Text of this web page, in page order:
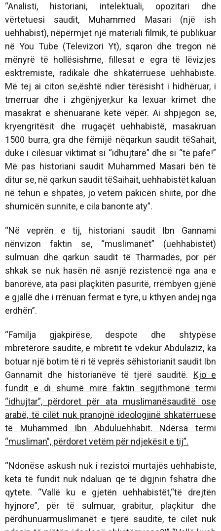
“Analisti, historiani, intelektuali, opozitari dhe
vërtetuesi saudit, Muhammed Masari (një ish
uehhabist), nëpërmjet një materiali filmik, të publikuar
në You Tube (Televizori Yt), sqaron dhe tregon në
mënyrë të hollësishme, fillesat e egra të lëvizjes
esktremiste, radikale dhe shkatërruese uehhabiste.
Më tej ai citon se,është ndier tërësisht i hidhëruar, i
tmerruar dhe i zhgënjyer,kur ka lexuar krimet dhe
masakrat e shënuaranë këtë vëpër. Ai shpjegon se,
kryengritësit dhe rrugaçët uehhabistë, masakruan
1500 burra, gra dhe fëmijë nëqarkun saudit tëSahait,
duke i cilësuar viktimat si “idhujtarë” dhe si “të pafe!”
Më pas historiani saudit Muhammed Masari bën të
ditur se, në qarkun saudit tëSaihait, uehhabistët kaluan
në tehun e shpatës, jo vetëm pakicën shiite, por dhe
shumicën sunnite, e cila banonte aty”.
“Në veprën e tij, historiani saudit Ibn Gannami
nënvizon faktin se, “muslimanët” (uehhabistët)
sulmuan dhe qarkun saudit të Tharmadës, por për
shkak se nuk hasën në asnjë rezistencë nga ana e
banorëve, ata pasi plaçkitën pasuritë, rrëmbyen gjënë
e gjallë dhe i rrënuan fermat e tyre, u kthyen andej nga
erdhën”.
“Familja gjakpirëse, despote dhe shtypëse
mbretërore saudite, e mbretit të vdekur Abdulaziz, ka
botuar një botim të ri të veprës sëhistorianit saudit Ibn
Gannamit dhe historianëve të tjerë sauditë. Kjo e
fundit e di shumë mirë faktin segjithmonë termi
“idhujtar”, përdoret për ata muslimanësauditë ose
arabë, të cilët nuk pranojnë ideologjinë shkatërruese
të Muhammed Ibn Abduluehhabit. Ndërsa termi
“musliman”, përdoret vetëm për ndjekësit e tij”.
“Ndonëse askush nuk i rezistoi murtajës uehhabiste,
këta të fundit nuk ndaluan që të digjnin fshatra dhe
qytete. “Vallë ku e gjetën uehhabistët,“të drejtën
hyjnore”, për të sulmuar, grabitur, plaçkitur dhe
përdhunuarmuslimanët e tjerë sauditë, të cilët nuk